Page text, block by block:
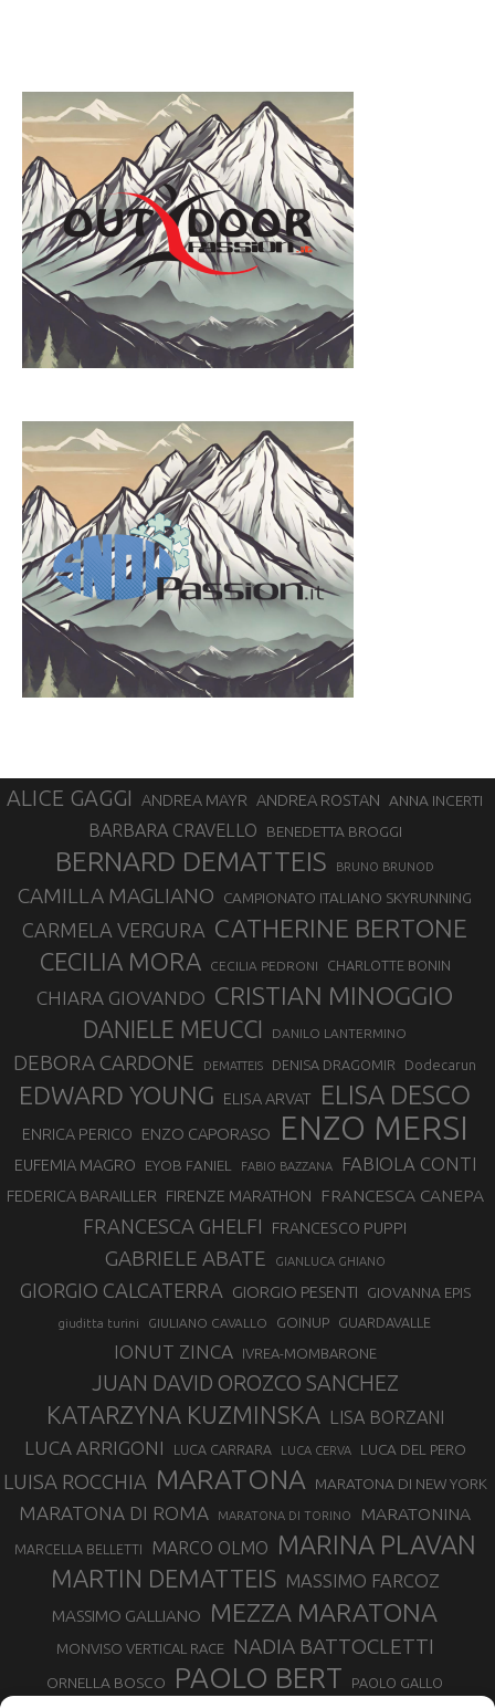
ALICE GAGGI ANDREA MAYR ANDREA ROSTAN ANNA INCERTI
BARBARA CRAVELLO BENEDETTA BROGGI
BERNARD DEMATTEIS BRUNO BRUNOD
CAMILLA MAGLIANO CAMPIONATO ITALIANO SKYRUNNING
CARMELA VERGURA CATHERINE BERTONE
CECILIA MORA CECILIA PEDRONI CHARLOTTE BONIN
CHIARA GIOVANDO CRISTIAN MINOGGIO
DANIELE MEUCCI DANILO LANTERMINO
DEBORA CARDONE DEMATTEIS DENISA DRAGOMIR Dodecarun
EDWARD YOUNG ELISA ARVAT ELISA DESCO
ENRICA PERICO ENZO CAPORASO ENZO MERSI
EUFEMIA MAGRO EYOB FANIEL FABIO BAZZANA FABIOLA CONTI
FEDERICA BARAILLER FIRENZE MARATHON FRANCESCA CANEPA
FRANCESCA GHELFI FRANCESCO PUPPI
GABRIELE ABATE GIANLUCA GHIANO
GIORGIO CALCATERRA GIORGIO PESENTI GIOVANNA EPIS
giuditta turini GIULIANO CAVALLO GOINUP GUARDAVALLE
IONUT ZINCA IVREA-MOMBARONE
JUAN DAVID OROZCO SANCHEZ
KATARZYNA KUZMINSKA LISA BORZANI
LUCA ARRIGONI LUCA CARRARA LUCA CERVA LUCA DEL PERO
LUISA ROCCHIA MARATONA MARATONA DI NEW YORK
MARATONA DI ROMA MARATONA DI TORINO MARATONINA
MARCELLA BELLETTI MARCO OLMO MARINA PLAVAN
MARTIN DEMATTEIS MASSIMO FARCOZ
MASSIMO GALLIANO MEZZA MARATONA
MONVISO VERTICAL RACE NADIA BATTOCLETTI
ORNELLA BOSCO PAOLO BERT PAOLO GALLO